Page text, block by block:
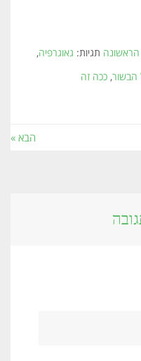
תגיות: גאוגרפיה,
הבשור, ככה זה
הבא »